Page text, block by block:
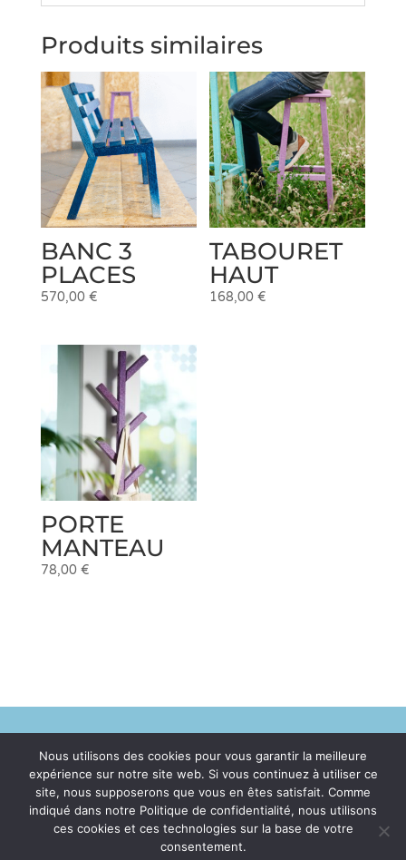
Produits similaires
BANC 3
PLACES
570,00 €
TABOURET
HAUT
168,00€
PORTE
MANTEAU
78,00 €
Politique de confidentialité
Mentions légales
Nous utilisons des cookies pour vous garantir la meilleure
expérience sur notre site web. Si vous continuez à utiliser ce
site, nous supposerons que vous en êtes satisfait. Comme
indiqué dans notre Politique de confidentialité, nous utilisons
ces cookies et ces technologies sur la base de votre
consentement.